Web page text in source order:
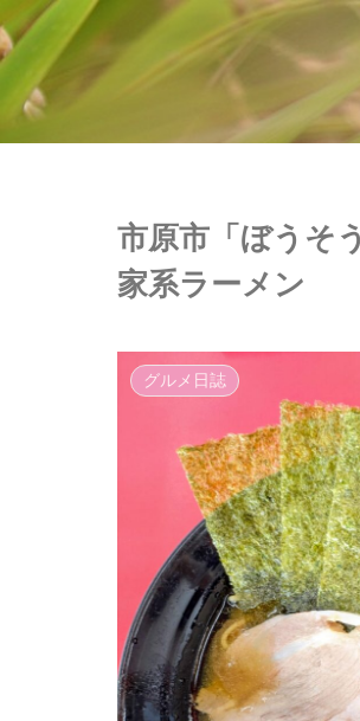
市原市「ぼうそ
家系ラーメン
グルメ日誌